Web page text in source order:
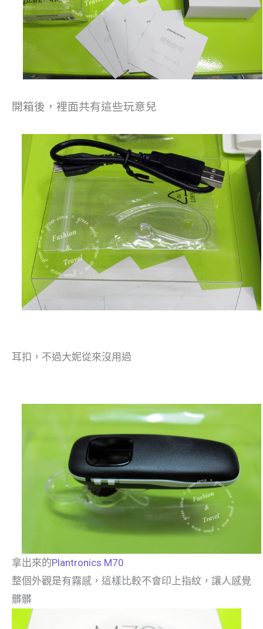
開箱後，裡面共有這些玩意兒
耳扣，不過大妮從來沒用過
拿出來的Plantronics M70
整個外觀是有霧感，這樣比較不會印上指紋，讓人感覺
髒髒